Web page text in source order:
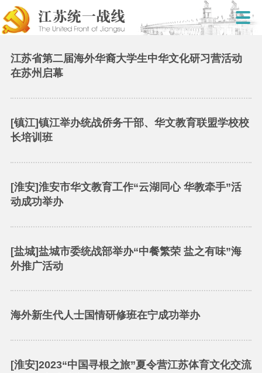
江苏省第二届海外华裔大学生中华文化研习营活动
在苏州启幕
[镇江]镇江举办统战侨务干部、华文教育联盟学校校
长培训班
[淮安]淮安市华文教育工作“云湖同心 华教牵手”活
动成功举办
[盐城]盐城市委统战部举办“中餐繁荣 盐之有味”海
外推广活动
海外新生代人士国情研修班在宁成功举办
[淮安]2023“中国寻根之旅”夏令营江苏体育文化交流